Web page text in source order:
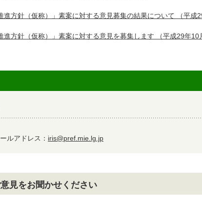
進方針（仮称）」素案に対する意見募集の結果について （平成
進方針（仮称）」素案に対する意見を募集します （平成29年10
ールアドレス： iris@pref.mie.lg.jp
見をお聞かせください